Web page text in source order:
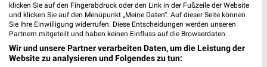
18 km
Angebote ab 10.08.
Gültig ab Mo. 10.08.
35,4 km
Wohnen Spezial
Gültig bis Fr. 14.08.
XXXLutz Thomas Philipps
klicken Sie auf den Fingerabdruck oder den Link in der Fußzeile der Website
und klicken Sie auf den Menüpunkt „Meine Daten“. Auf dieser Seite können
Sie Ihre Einwilligung widerrufen. Diese Entscheidungen werden unseren
Partnern mitgeteilt und haben keinen Einfluss auf die Browserdaten.
Wir und unsere Partner verarbeiten Daten, um die Leistung der
Website zu analysieren und Folgendes zu tun: